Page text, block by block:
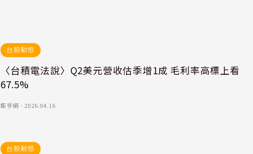
台股動態
〈台積電法說〉Q2美元營收估季增1成 毛利率高標上看
67.5%
鉅亨網 ． 2026.04.16
台股動態